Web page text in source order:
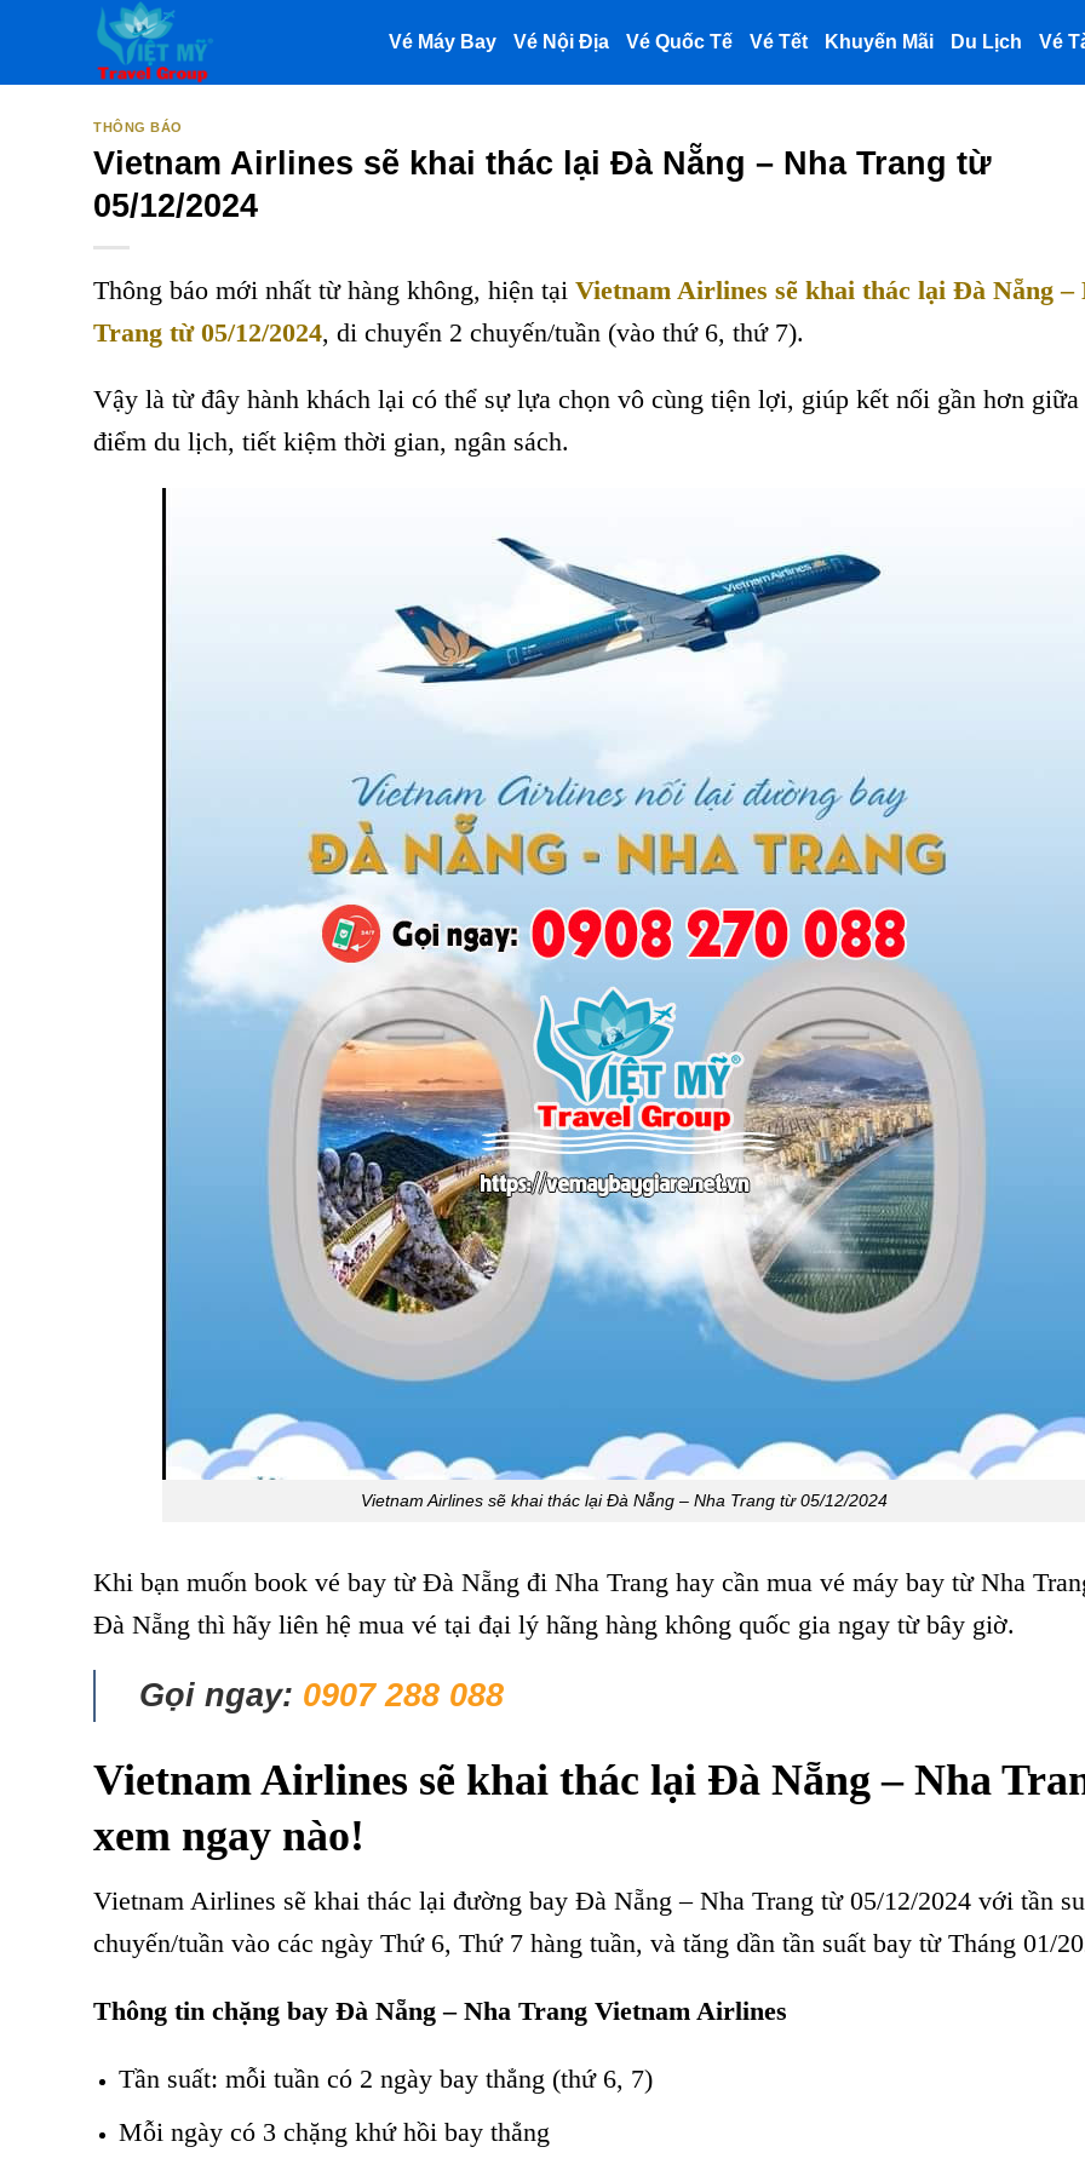
Vé Máy Bay Vé Nội Địa Vé Quốc Tế Vé Tết Khuyến Mãi Du Lịch Vé
THÔNG BÁO
Vietnam Airlines sẽ khai thác lại Đà Nẵng – Nha Trang từ
05/12/2024
Thông báo mới nhất từ hàng không, hiện tại Vietnam Airlines sẽ khai thác lại Đà Nẵng –
Trang từ 05/12/2024, di chuyển 2 chuyến/tuần (vào thứ 6, thứ 7).
Vậy là từ đây hành khách lại có thể sự lựa chọn vô cùng tiện lợi, giúp kết nối gần hơn giữa
điểm du lịch, tiết kiệm thời gian, ngân sách.
Vietnam Airlines sẽ khai thác lại Đà Nẵng – Nha Trang từ 05/12/2024
Khi bạn muốn book vé bay từ Đà Nẵng đi Nha Trang hay cần mua vé máy bay từ Nha
Đà Nẵng thì hãy liên hệ mua vé tại đại lý hãng hàng không quốc gia ngay từ bây giờ.
Gọi ngay: 0907 288 088
Vietnam Airlines sẽ khai thác lại Đà Nẵng – Nha
xem ngay nào!
Vietnam Airlines sẽ khai thác lại đường bay Đà Nẵng – Nha Trang từ 05/12/2024 với tần
chuyến/tuần vào các ngày Thứ 6, Thứ 7 hàng tuần, và tăng dần tần suất bay từ Tháng 01/
Thông tin chặng bay Đà Nẵng – Nha Trang Vietnam Airlines
Tần suất: mỗi tuần có 2 ngày bay thẳng (thứ 6, 7)
Mỗi ngày có 3 chặng khứ hồi bay thẳng